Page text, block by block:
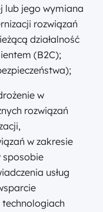
lub jego wymiana
rozwiązań
działalność
(B2C);
w
rozwiązań
w zakresie
sposobie
usług